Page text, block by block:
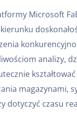
Microsoft
analizy,
magazynami,
dotyczyć czasu